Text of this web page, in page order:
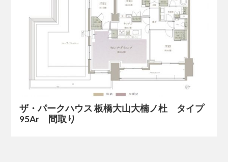
ザ・パークハウス 板橋大山大楠ノ杜 タイプ
95Ar 間取り